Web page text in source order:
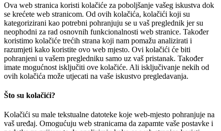
Ova web stranica koristi kolačiće za poboljšanje vašeg iskustva dok
se krećete web stranicom. Od ovih kolačića, kolačići koji su
kategorizirani kao potrebni pohranjuju se u vaš preglednik jer su
neophodni za rad osnovnih funkcionalnosti web stranice. Također
koristimo kolačiće trećih strana koji nam pomažu analizirati i
razumjeti kako koristite ovo web mjesto. Ovi kolačići će biti
pohranjeni u vašem pregledniku samo uz vaš pristanak. Također
imate mogućnost isključiti ove kolačiće. Ali isključivanje nekih od
ovih kolačića može utjecati na vaše iskustvo pregledavanja.
Što su kolačići?
Kolačići su male tekstualne datoteke koje web-mjesto pohranjuje na
vaš uređaj. Omogućuju web stranicama da zapamte vaše postavke i